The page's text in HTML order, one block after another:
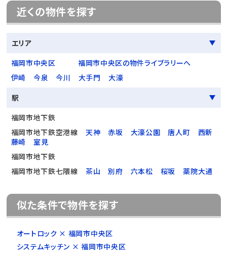
近くの物件を探す
エリア
福岡市中央区
福岡市中央区の物件ライブラリーへ
伊崎
今泉 今川 大手門
大濠
駅
福岡市地下鉄
福岡市地下鉄空港線
天神 赤坂 大濠公園 唐人町
西新
藤崎
室見
福岡市地下鉄
福岡市地下鉄七隈線
茶山 別府 六本松 桜坂 薬院大通
似た条件で物件を探す
オートロック × 福岡市中央区
システムキッチン × 福岡市中央区